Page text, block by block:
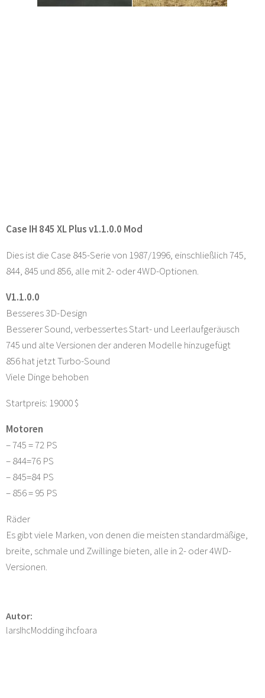
Case IH 845 XL Plus v1.1.0.0 Mod
Dies ist die Case 845-Serie von 1987/1996, einschließlich 745,
844, 845 und 856, alle mit 2- oder 4WD-Optionen.
V1.1.0.0
Besseres 3D-Design
Besserer Sound, verbessertes Start- und Leerlaufgeräusch
745 und alte Versionen der anderen Modelle hinzugefügt
856 hat jetzt Turbo-Sound
Viele Dinge behoben
Startpreis: 19000 $
Motoren
– 745 = 72 PS
– 844=76 PS
– 845=84 PS
– 856 = 95 PS
Räder
Es gibt viele Marken, von denen die meisten standardmäßige,
breite, schmale und Zwillinge bieten, alle in 2- oder 4WD-
Versionen.
Autor:
larsIhcModding ihcfoara